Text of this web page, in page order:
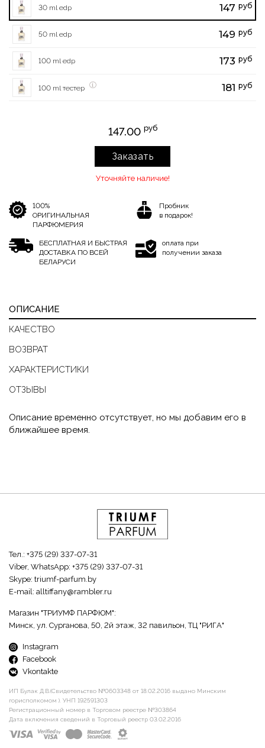
30 ml edp 147 руб
50 ml edp 149 руб
100 ml edp 173 руб
100 ml тестер 181 руб
147.00 руб
Заказать
Уточняйте наличие!
100%
ОРИГИНАЛЬНАЯ
ПАРФЮМЕРИЯ
Пробник
в подарок!
БЕСПЛАТНАЯ И БЫСТРАЯ
ДОСТАВКА ПО ВСЕЙ
БЕЛАРУСИ
оплата при
получении заказа
ОПИСАНИЕ
КАЧЕСТВО
ВОЗВРАТ
ХАРАКТЕРИСТИКИ
ОТЗЫВЫ
Описание временно отсутствует, но мы добавим его в
ближайшее время.
Тел.: +375 (29) 337-07-31
Viber, WhatsApp: +375 (29) 337-07-31
Skype: triumf-parfum.by
E-mail: alltiffany@rambler.ru
Магазин "ТРИУМФ ПАРФЮМ":
Минск, ул. Сурганова, 50, 2й этаж, 32 павильон, ТЦ "РИГА"
Instagram
Facebook
Vkontakte
ИП Булак Д.В.(Свидетельство №0603348 от 18.02.2016 выдано Минским
горисполкомом ). УНП 192591303
Регистрационный номер в Торговом реестре №303864
Дата включения сведений в Торговый реестр 03.02.2016